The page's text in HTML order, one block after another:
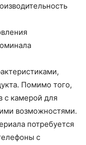
Помимо того,
с камерой для
возможностями.
потребуется
с